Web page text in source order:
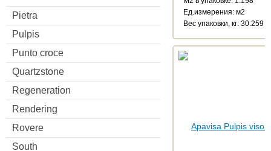
Pietra
Pulpis
Punto croce
Quartzstone
Regeneration
Rendering
Rovere
South
Ед.измерения: м2
Веc упаковки, кг: 30.259